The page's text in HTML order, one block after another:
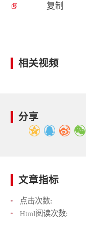
复制
相关视频
分享
文章指标
点击次数:
Html阅读次数: